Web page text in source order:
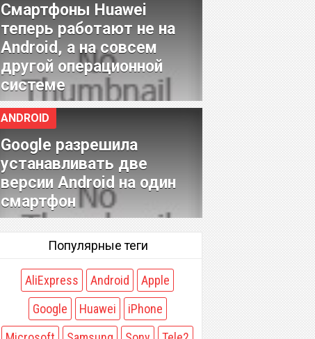
Смартфоны Huawei
теперь работают не на
Android, а на совсем
другой операционной
системе
ANDROID
Google разрешила
устанавливать две
версии Android на один
смартфон
Популярные теги
AliExpress Android
Apple
Google
Huawei
iPhone